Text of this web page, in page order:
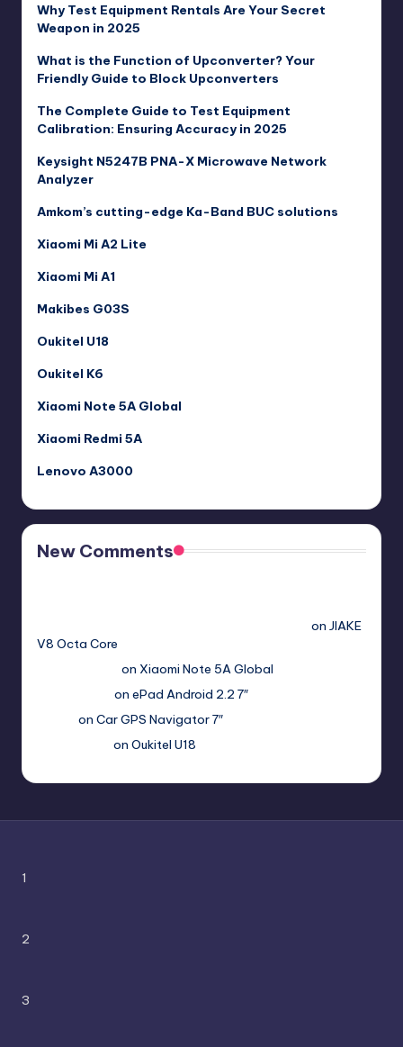
Why Test Equipment Rentals Are Your Secret
Weapon in 2025
What is the Function of Upconverter? Your
Friendly Guide to Block Upconverters
The Complete Guide to Test Equipment
Calibration: Ensuring Accuracy in 2025
Keysight N5247B PNA-X Microwave Network
Analyzer
Amkom’s cutting-edge Ka-Band BUC solutions
Xiaomi Mi A2 Lite
Xiaomi Mi A1
Makibes G03S
Oukitel U18
Oukitel K6
Xiaomi Note 5A Global
Xiaomi Redmi 5A
Lenovo A3000
New Comments
on JIAKE
V8 Octa Core
on Xiaomi Note 5A Global
on ePad Android 2.2 7″
on Car GPS Navigator 7″
on Oukitel U18
1
2
3